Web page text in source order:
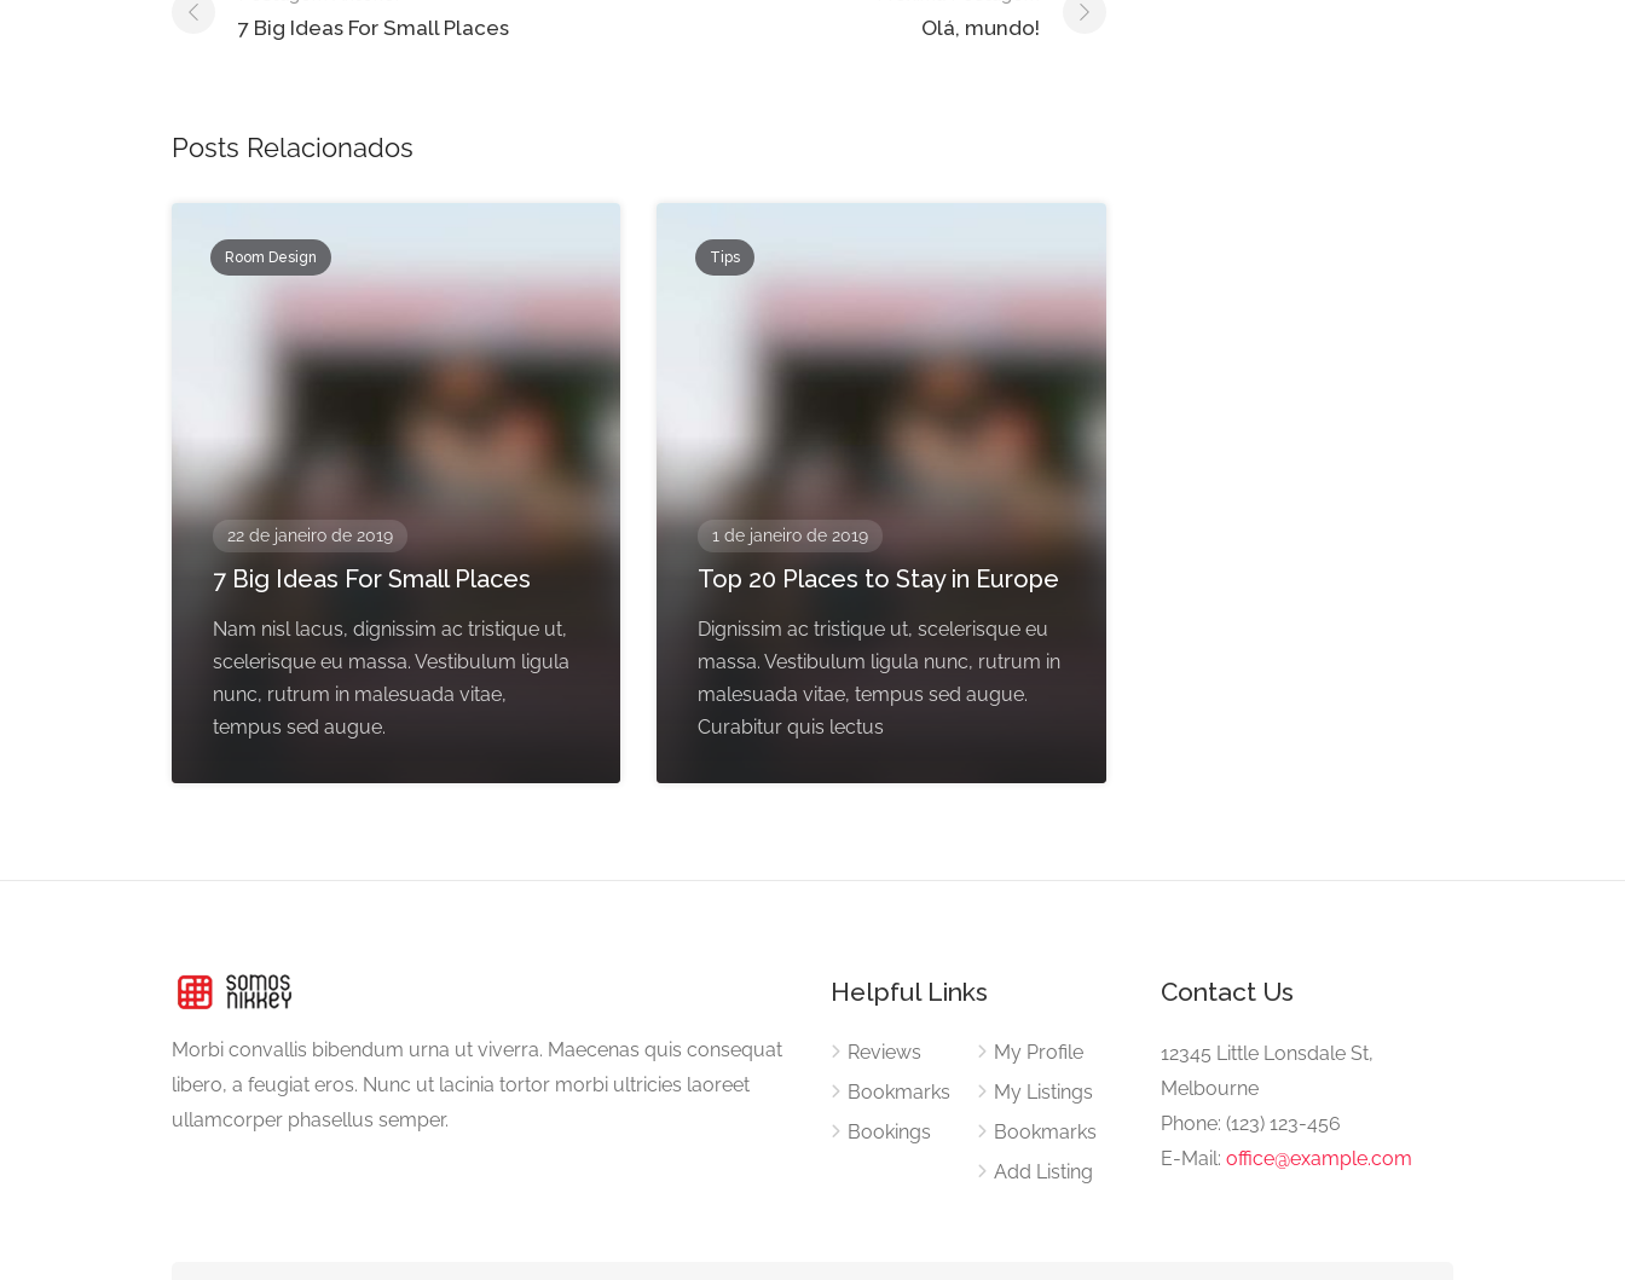
7 Big Ideas For Small Places Olá, mundo!
Posts Relacionados
Room Design
22 de janeiro de 2019
7 Big Ideas For Small Places
Nam nisl lacus, dignissim ac tristique ut,
scelerisque eu massa. Vestibulum ligula
nunc, rutrum in malesuada vitae,
tempus sed augue.
Tips
1 de janeiro de 2019
Top 20 Places to Stay in Europe
Dignissim ac tristique ut, scelerisque eu
massa. Vestibulum ligula nunc, rutrum in
malesuada vitae, tempus sed augue.
Curabitur quis lectus
Morbi convallis bibendum urna ut viverra. Maecenas quis consequat
libero, a feugiat eros. Nunc ut lacinia tortor morbi ultricies laoreet
ullamcorper phasellus semper.
Helpful Links
Reviews
Bookmarks
Bookings
My Profile
My Listings
Bookmarks
Add Listing
Contact Us
12345 Little Lonsdale St,
Melbourne
Phone: (123) 123-456
E-Mail: office@example.com